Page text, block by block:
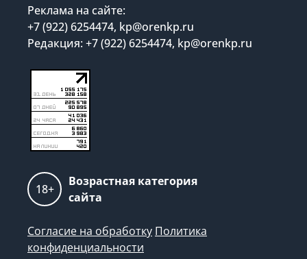
Реклама на сайте:
+7 (922) 6254474, kp@orenkp.ru
Редакция: +7 (922) 6254474, kp@orenkp.ru
18+
Возрастная категория
сайта
Согласие на обработку Политика
конфиденциальности